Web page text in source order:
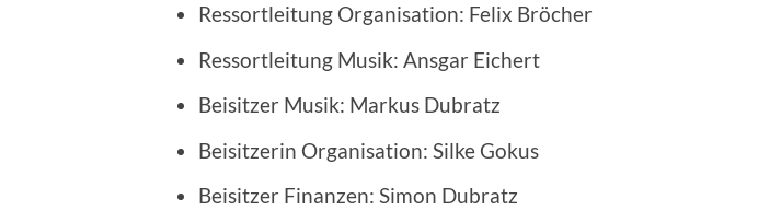
Ressortleitung Organisation: Felix Bröcher
Ressortleitung Musik: Ansgar Eichert
Beisitzer Musik: Markus Dubratz
Beisitzerin Organisation: Silke Gokus
Beisitzer Finanzen: Simon Dubratz